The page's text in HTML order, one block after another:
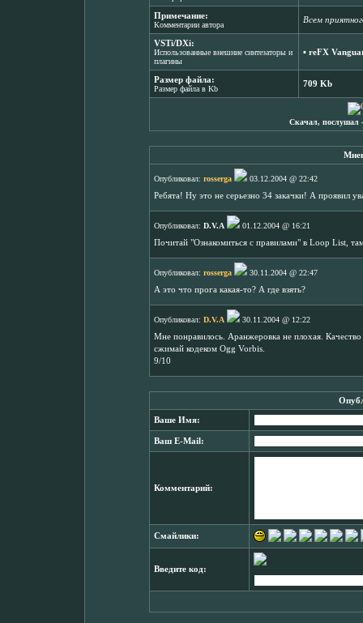
Примечание:
Комментарии автора
Всем
VSTi/DXi:
Использованные внешние синтезаторы и
плагины
▪ reFX
Размер файла:
Размер файла в Kb
709 Kb
Скачал, послушал
Опубликовал: rosserga
03.12.2004 @ 22:42
Ребята! Ну это не серьезно 34 закачки! А проявил
Опубликовал: D.V.A
01.12.2004 @ 16:21
Почитай "Ознакомиться с правилами" в Loop List,
Опубликовал: rosserga
30.11.2004 @ 22:47
А это что прога какая-то? А где взять?
Опубликовал: D.V.A
30.11.2004 @ 12:22
Мне понравилось. Аранжеровка не плохая.
сжимай кодеком Ogg Vorbis.
9/10
Ваше Имя:
Ваш E-Mail:
Комментарий:
Смайлики:
Введите код: